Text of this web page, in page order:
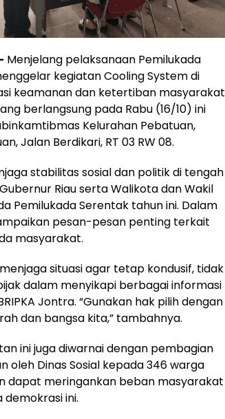
Menjelang pelaksanaan Pemilukada
kegiatan Cooling System di
keamanan dan ketertiban masyarakat
berlangsung pada Rabu (16/10) ini
Kelurahan Pebatuan,
Jalan Berdikari, RT 03 RW 08.
stabilitas sosial dan politik di tengah
Riau serta Walikota dan Wakil
Pemilukada Serentak tahun ini. Dalam
pesan-pesan penting terkait
masyarakat.
situasi agar tetap kondusif, tidak
dalam menyikapi berbagai informasi
Jontra. “Gunakan hak pilih dengan
dan bangsa kita,” tambahnya.
ini juga diwarnai dengan pembagian
oleh Dinas Sosial kepada 346 warga
dapat meringankan beban masyarakat
ini.